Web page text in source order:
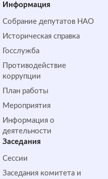
Информация
Собрание депутатов НАО
Историческая справка
Госслужба
Противодействие
коррупции
План работы
Мероприятия
Информация о
деятельности
Заседания
Сессии
Заседания комитета и